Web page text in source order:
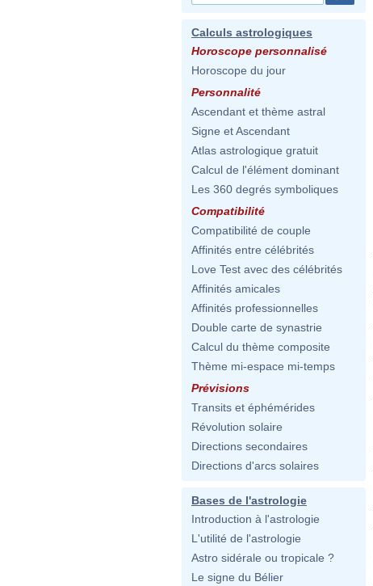
Calculs astrologiques
Horoscope personnalisé
Horoscope du jour
Personnalité
Ascendant et thème astral
Signe et Ascendant
Atlas astrologique gratuit
Calcul de l'élément dominant
Les 360 degrés symboliques
Compatibilité
Compatibilité de couple
Affinités entre célébrités
Love Test avec des célébrités
Affinités amicales
Affinités professionnelles
Double carte de synastrie
Calcul du thème composite
Thème mi-espace mi-temps
Prévisions
Transits et éphémérides
Révolution solaire
Directions secondaires
Directions d'arcs solaires
Bases de l'astrologie
Introduction à l'astrologie
L'utilité de l'astrologie
Astro sidérale ou tropicale ?
Le signe du Bélier